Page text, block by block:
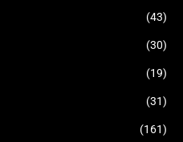
(43)
(30)
(19)
(31)
(161)